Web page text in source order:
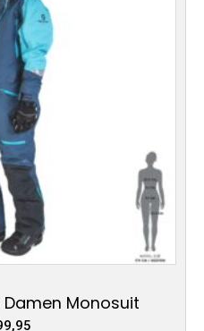
Damen Monosuit
Varianten
auf.
Die
Optionen
können
auf
der
Produktseite
gewählt
werden